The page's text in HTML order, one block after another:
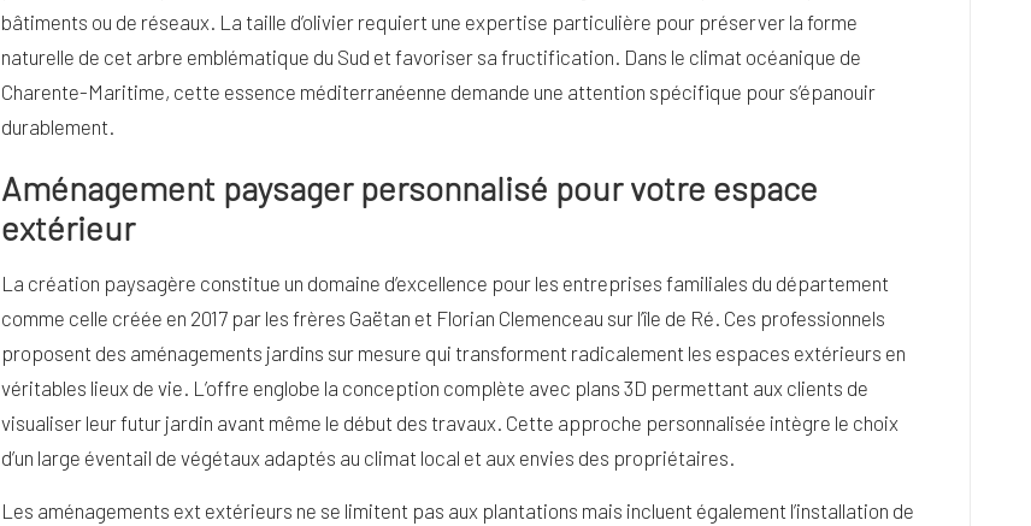
bâtiments ou de réseaux. La taille d’olivier requiert une expertise particulière pour préserver la forme
naturelle de cet arbre emblématique du Sud et favoriser sa fructification. Dans le climat océanique de
Charente-Maritime, cette essence méditerranéenne demande une attention spécifique pour s’épanouir
durablement.
Aménagement paysager personnalisé pour votre espace
extérieur
La création paysagère constitue un domaine d’excellence pour les entreprises familiales du département
comme celle créée en 2017 par les frères Gaëtan et Florian Clemenceau sur l’île de Ré. Ces professionnels
proposent des aménagements jardins sur mesure qui transforment radicalement les espaces extérieurs en
véritables lieux de vie. L’offre englobe la conception complète avec plans 3D permettant aux clients de
visualiser leur futur jardin avant même le début des travaux. Cette approche personnalisée intègre le choix
d’un large éventail de végétaux adaptés au climat local et aux envies des propriétaires.
Les aménagements ext extérieurs ne se limitent pas aux plantations mais incluent également l’installation de